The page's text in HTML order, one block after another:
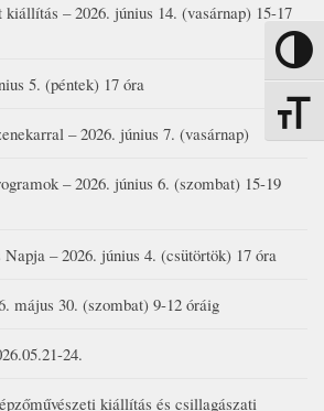
Nagy
– 2026. június 14. (vasárnap) 15-17
5. (péntek) 17 óra
– 2026. június 7. (vasárnap)
– 2026. június 6. (szombat) 15-19
– 2026. június 4. (csütörtök) 17 óra
május 30. (szombat) 9-12 óráig
24.
kiállítás és csillagászati